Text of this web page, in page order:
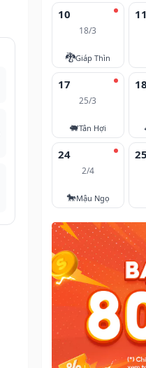
10
18/3
🐉Giáp Thìn
11
17
25/3
🐖Tân Hợi
18
24
2/4
🐎Mậu Ngọ
25